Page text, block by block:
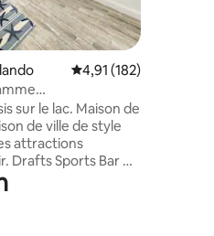
127 commentaires : 4,94 sur 5
Évaluation moyenne
4,91 (182)
bord du lac !
sur le lac. Maison de
de ville de style
attractions
Drafts Sports Bar &
accessible à pied.